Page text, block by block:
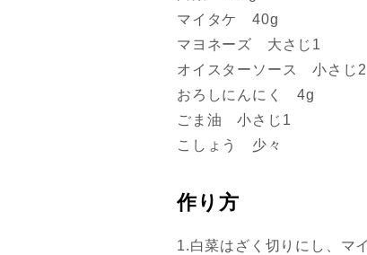
マイタケ 40g
マヨネーズ 大さじ1
オイスターソース 小さじ2
おろしにんにく 4g
ごま油 小さじ1
こしょう 少々
作り方
1.白菜はざく切りにし、マ